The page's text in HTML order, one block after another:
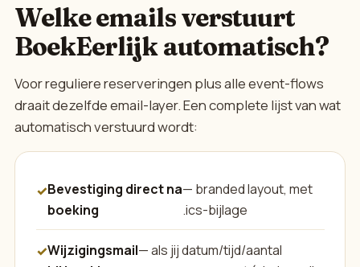
Welke emails verstuurt
BoekEerlijk automatisch?
Voor reguliere reserveringen plus alle event-flows
draait dezelfde email-layer. Een complete lijst van wat
automatisch verstuurd wordt:
Bevestiging direct na
boeking
— branded layout, met
.ics-bijlage
Wijzigingsmail— als jij datum/tijd/aantal